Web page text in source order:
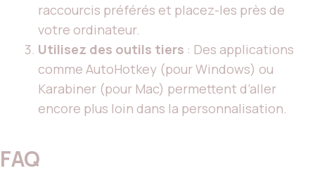
raccourcis préférés et placez-les près de
votre ordinateur.
Utilisez des outils tiers : Des applications
comme AutoHotkey (pour Windows) ou
Karabiner (pour Mac) permettent d’aller
encore plus loin dans la personnalisation.
FAQ